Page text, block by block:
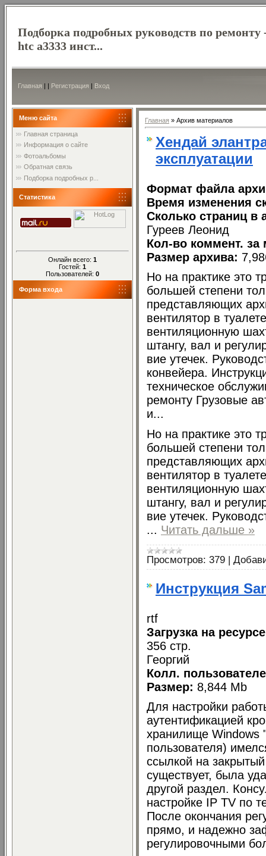
Подборка подробных руководств по ремонту
htc a3333 инст...
Главная | | Регистрация | Вход
Меню сайта
Главная страница
Информация о сайте
Фотоальбомы
Обратная связь
Подборка подробных р...
Статистика
Онлайн всего: 1
Гостей: 1
Пользователей: 0
Форма входа
Главная » Архив материалов
Хендай
эксплуатации
Формат файла
Время изменения
Сколько страниц в
Гуреев Леонид
Кол-во коммент. за
Размер архива:
Но на практике это
большей степени
представляющих
вентилятор в
вентиляционную
штангу, вал и
вие утечек.
конвейера.
техническое
ремонту Грузовые
и...
Но на практике это
большей степени
представляющих
вентилятор в
вентиляционную
штангу, вал и
вие утечек.
... Читать дальше »
Просмотров: 379 |
Инструкция
rtf
Загрузка на
356 стр.
Георгий
Колл.
Размер: 8,844 Mb
Для настройки
аутентификацией
хранилище Windows
пользователя)
ссылкой на
существует, была
другой раздел.
настройке IP TV по
После окончания
прямо, и надежно
регулировочными